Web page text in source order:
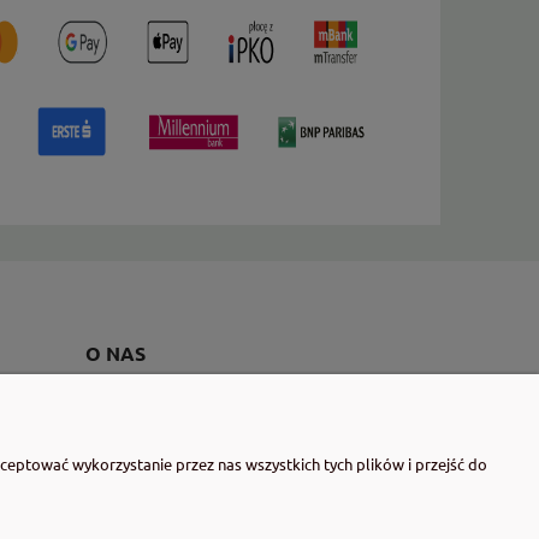
O NAS
Blog
wykorzystanie przez nas wszystkich tych plików i przejść do